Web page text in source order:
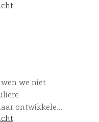
ontwerp is voor
onder
we niet
ontwikkelen
Hier in